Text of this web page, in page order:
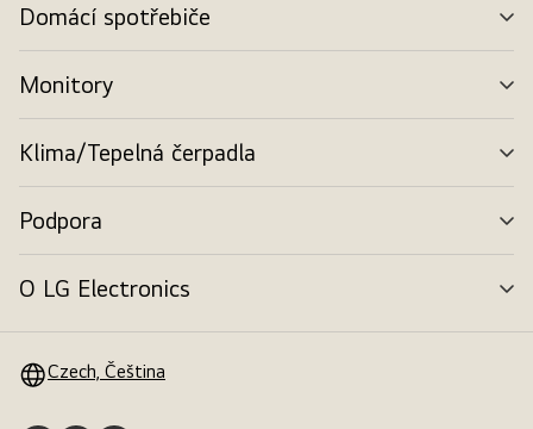
Domácí spotřebiče
Monitory
Klima/Tepelná čerpadla
Podpora
O LG Electronics
Czech, Čeština